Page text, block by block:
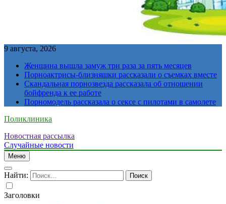
9 августа, 2026
Женщина вышла замуж три раза за пять месяцев
Порноактрисы-близняшки рассказали о съемках вместе
Скандальная порнозвезда рассказала об отношении
бойфренда к ее работе
Порномодель рассказала о сексе с пилотами в самолете
Поликлиника
Новостная рассылка
Случайные новости
Меню
Найти:
Заголовки